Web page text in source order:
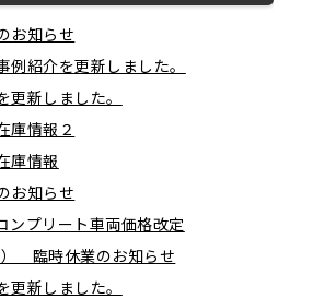
お知らせ
例紹介を更新しました。
更新しました。
庫情報２
庫情報
お知らせ
プリート車両価格改定
臨時休業のお知らせ
更新しました。